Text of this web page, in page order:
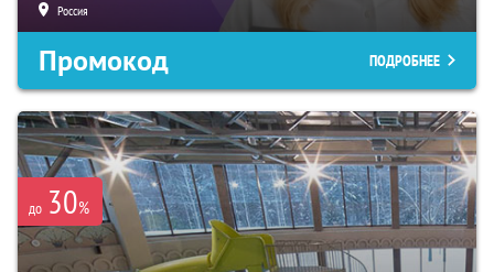
Россия
Промокод ПОДРОБНЕЕ
до 30%